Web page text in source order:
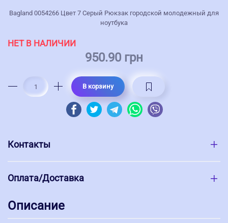
Bagland 0054266 Цвет 7 Серый Рюкзак городской молодежный для
ноутбука
НЕТ В НАЛИЧИИ
950.90 грн
В корзину
Контакты
Оплата/Доставка
Описание